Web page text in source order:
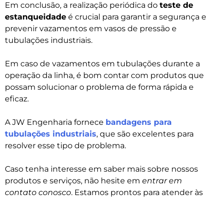
Em conclusão, a realização periódica do teste de
estanqueidade é crucial para garantir a segurança e
prevenir vazamentos em vasos de pressão e
tubulações industriais.
Em caso de vazamentos em tubulações durante a
operação da linha, é bom contar com produtos que
possam solucionar o problema de forma rápida e
eficaz.
A JW Engenharia fornece bandagens para
tubulações industriais, que são excelentes para
resolver esse tipo de problema.
Caso tenha interesse em saber mais sobre nossos
produtos e serviços, não hesite em entrar em
contato conosco. Estamos prontos para atender às